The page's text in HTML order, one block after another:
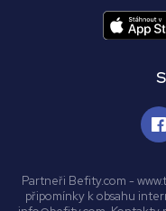
Partneři Befity.com -
připomínky k obsahu